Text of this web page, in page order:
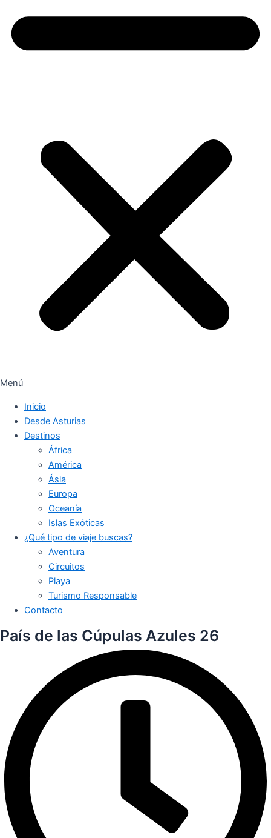
Menú
Inicio
Desde Asturias
Destinos
África
América
Ásia
Europa
Oceanía
Islas Exóticas
¿Qué tipo de viaje buscas?
Aventura
Circuitos
Playa
Turismo Responsable
Contacto
País de las Cúpulas Azules 26